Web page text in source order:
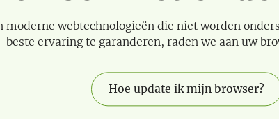
moderne webtechnologieën die niet worden
beste ervaring te garanderen, raden we aan uw
Hoe update ik mijn browser?